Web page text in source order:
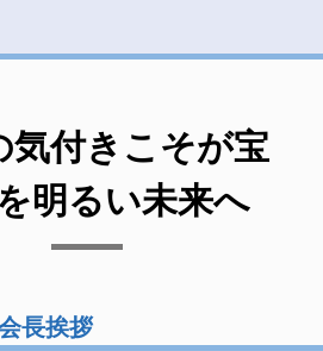
気付きこそが宝
明るい未来へ
長挨拶